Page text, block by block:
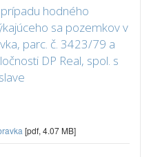
hodného
sa pozemkov v
parc. č. 3423/79 a
DP Real, spol. s
[pdf, 4.07 MB]